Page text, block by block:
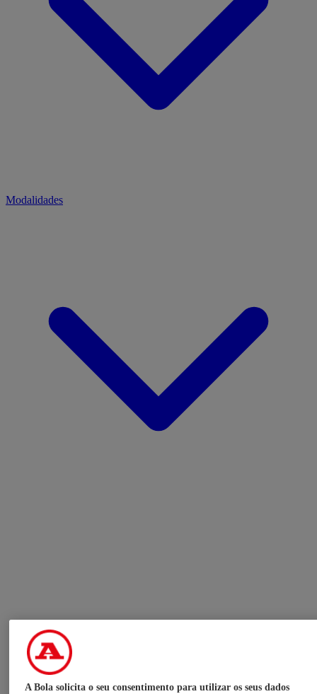
Modalidades
A Bola solicita o seu consentimento para utilizar os seus dados